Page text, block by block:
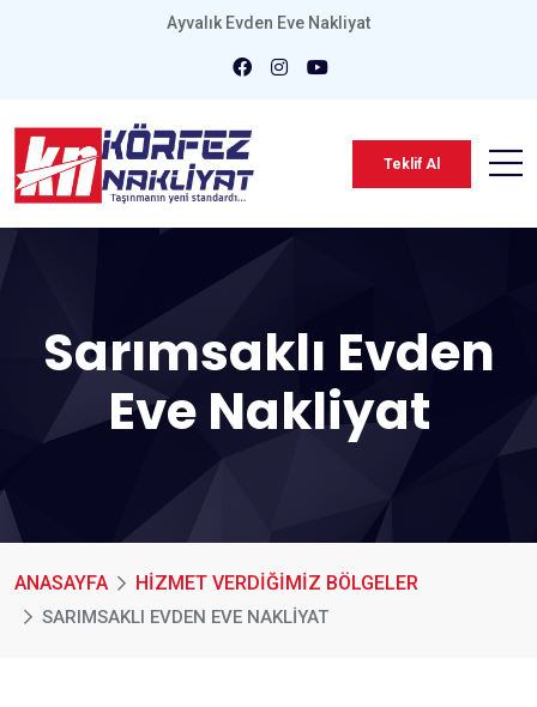
Ayvalık Evden Eve Nakliyat
Teklif Al
Sarımsaklı Evden
Eve Nakliyat
ANASAYFA HİZMET VERDİĞİMİZ BÖLGELER
SARIMSAKLI EVDEN EVE NAKLIYAT